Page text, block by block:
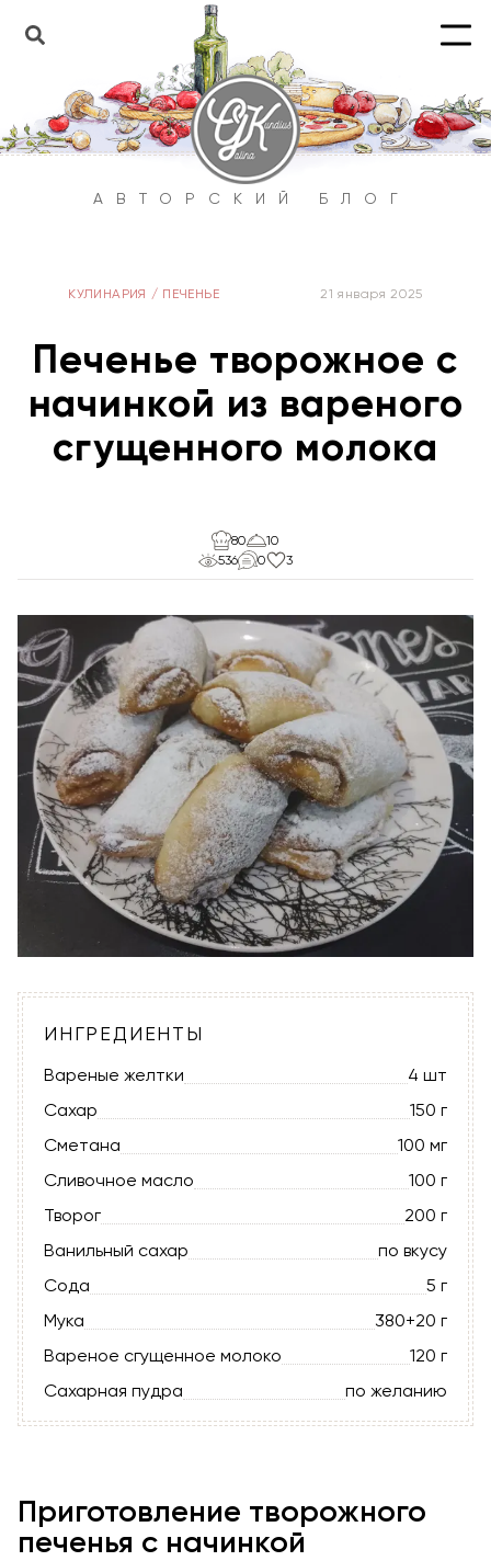
АВТОРСКИЙ БЛОГ
КУЛИНАРИЯ / ПЕЧЕНЬЕ 21 января 2025
Печенье творожное с
начинкой из вареного
сгущенного молока
80
10
536
0 3
ИНГРЕДИЕНТЫ
Вареные желтки
4 шт
Сахар
150 г
Сметана
100 мг
Сливочное масло
100 г
Творог
200 г
Ванильный сахар
по вкусу
Сода
5 г
Мука
380+20 г
Вареное сгущенное молоко
120 г
Сахарная пудра
по желанию
Приготовление творожного
печенья с начинкой